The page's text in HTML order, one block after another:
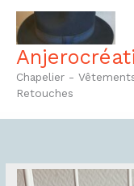
Aller
contenu
Chapelier -
Retouches
quantité